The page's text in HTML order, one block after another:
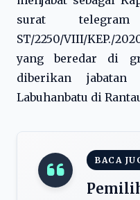
surat
ST/2250/VIII/KEP./
yang beredar di
diberikan jabatan
Labuhanbatu di
BACA